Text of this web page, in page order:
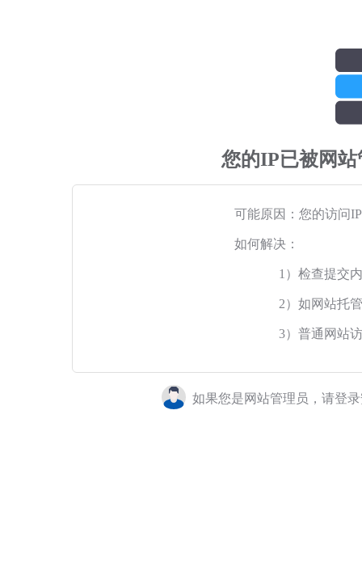
您的IP已被网
可能原因：您的访问
如何解决：
1）检查提交
2）如网站托
3）普通网站
如果您是网站管理员，请登